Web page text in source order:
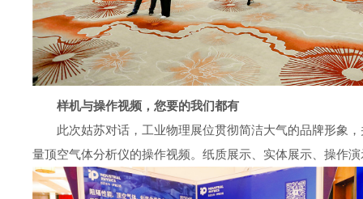
样机与操作视频，您要的我们都有
此次姑苏对话，工业物理展位贯彻简洁大气的品牌形象
量顶空气体分析仪的操作视频。纸质展示、实体展示、操作